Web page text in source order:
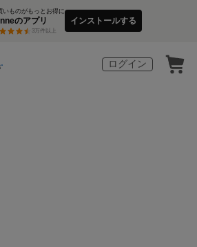
いものがもっとお得に
のアプリ
3万件以上
インストールする
ログイン